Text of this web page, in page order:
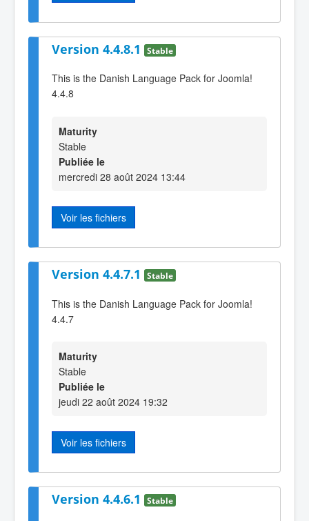
Version 4.4.8.1 Stable
This is the Danish Language Pack for Joomla!
4.4.8
Maturity
Stable
Publiée le
mercredi 28 août 2024 13:44
Voir les fichiers
Version 4.4.7.1 Stable
This is the Danish Language Pack for Joomla!
4.4.7
Maturity
Stable
Publiée le
jeudi 22 août 2024 19:32
Voir les fichiers
Version 4.4.6.1 Stable